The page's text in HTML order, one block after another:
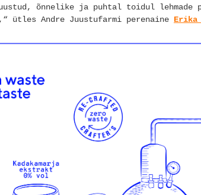
õnnelike ja puhtal toidul lehmade
ütles Andre Juustufarmi perenaine Erika